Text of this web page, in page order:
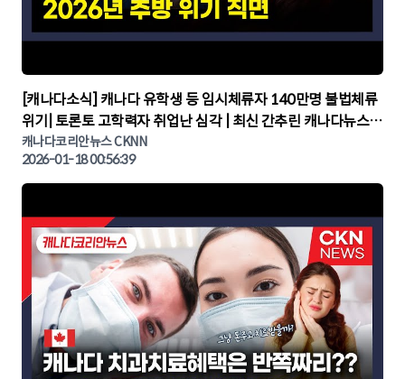
▶
[캐나다소식] 캐나다 유학생 등 임시체류자 140만명 불법체류
위기| 토론토 고학력자 취업난 심각 | 최신 간추린 캐나다뉴스 |
CKNNEWS, 캐나다코리안뉴스
캐나다코리안뉴스 CKNN
2026-01-18 00:56:39